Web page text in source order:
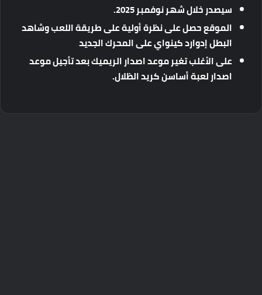
سيصدرخلالشهرنوفمبر
الموقعحصلعلىنظرةأوليةعلىطريقةاللعبوشاهد
البطلإدواردكينوايعلىالمحركالجديد
علىالأغلبتغيرموعداصدارالريميكبعدتأجيلموعد
اصدارلعبةأساسنكريدالظلال.